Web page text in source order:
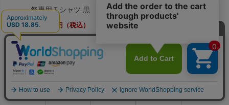
祭専用Ｔシャツ 黒
5,500 円（税込）
坪下り先反雪駄
3,960
会員ページ 店舗案内